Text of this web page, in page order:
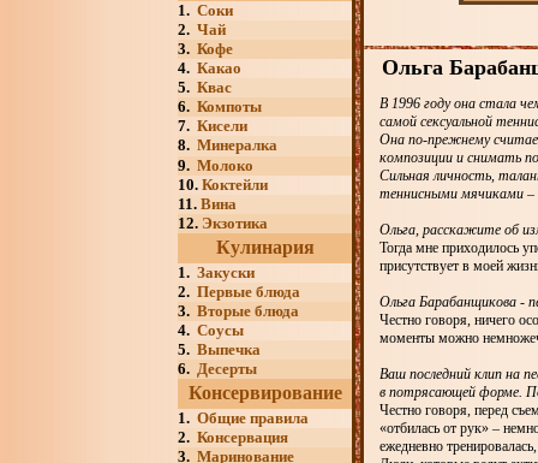
1. Соки
2. Чай
3. Кофе
4. Какао
5. Квас
6. Компоты
7. Кисели
8. Минералка
9. Молоко
10. Коктейли
11. Вина
12. Экзотика
Кулинария
1. Закуски
2. Первые блюда
3. Вторые блюда
4. Соусы
5. Выпечка
6. Десерты
Консервирование
1. Общие правила
2. Консервация
3. Маринование
Ольга
В 1996 году она стала
самой сексуальной
Она по-прежнему
композиции и снимать
Сильная личность,
теннисными мячиками –
Ольга, расскажите об
Тогда мне приходилось
присутствует в моей
Ольга Барабанщикова -
Честно говоря, ничего
моменты можно
Ваш последний клип на
в потрясающей форме.
Честно говоря, перед
«отбилась от рук» –
ежедневно